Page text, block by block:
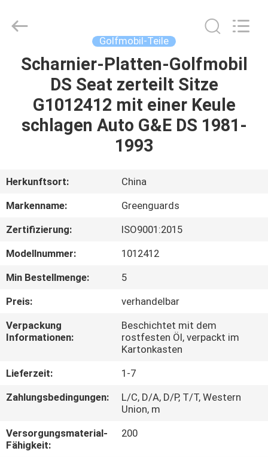
HAUS
PRODUKTE
FABRIK-
QUALITÄTSKONTROLLE
TRETEN
SIE
MIT
IN
VERBINDUNG
NACHRICHTEN
Trading
Reserved.
Golfmobil-Teile
Scharnier-Platten-Golfmobil
DS Seat zerteilt Sitze
G1012412 mit einer Keule
schlagen Auto G&E DS 1981-
1993
Herkunftsort:
China
Markenname:
Greenguards
Zertifizierung:
ISO9001:2015
Modellnummer:
1012412
Min Bestellmenge:
5
Preis:
verhandelbar
Verpackung
Informationen:
Beschichtet mit dem
rostfesten Öl, verpackt im
Kartonkasten
Lieferzeit:
1-7
Zahlungsbedingungen:
L/C, D/A, D/P, T/T, Western
Union, m
Versorgungsmaterial-
Fähigkeit:
200